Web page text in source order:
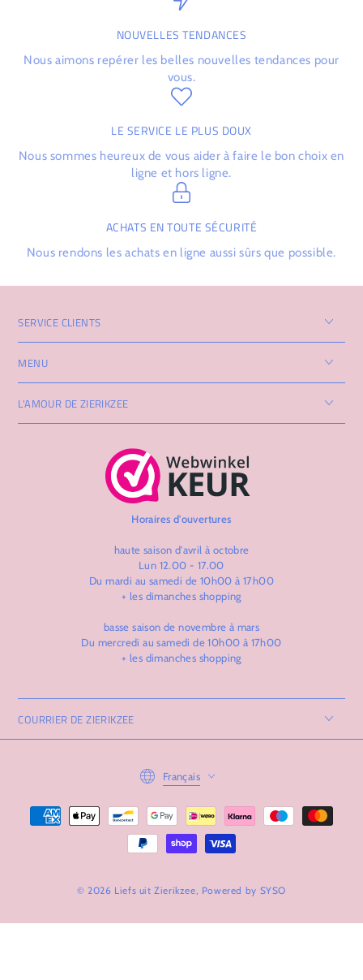
NOUVELLES TENDANCES
Nous aimons repérer les belles nouvelles tendances pour
vous.
LE SERVICE LE PLUS DOUX
Nous sommes heureux de vous aider à faire le bon choix en
ligne et hors ligne.
ACHATS EN TOUTE SÉCURITÉ
Nous rendons les achats en ligne aussi sûrs que possible.
SERVICE CLIENTS
MENU
L'AMOUR DE ZIERIKZEE
Horaires d'ouvertures
haute saison d'avril à octobre
Lun 12.00 - 17.00
Du mardi au samedi de 10h00 à 17h00
+ les dimanches shopping
basse saison de novembre à mars
Du mercredi au samedi de 10h00 à 17h00
+ les dimanches shopping
COURRIER DE ZIERIKZEE
© 2026 Liefs uit Zierikzee, Powered by SYSO
Langue
Français
Modes